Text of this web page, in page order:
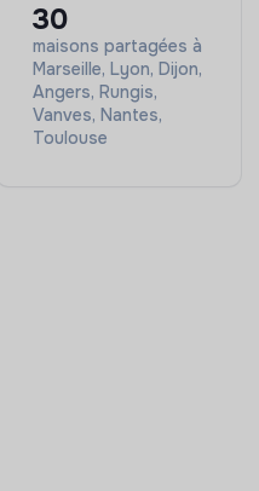
30
maisons partagées à
Marseille, Lyon, Dijon,
Angers, Rungis,
Vanves, Nantes,
Toulouse